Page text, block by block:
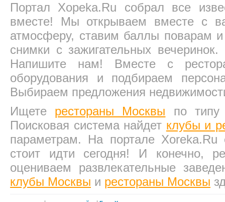
Портал Xopeka.Ru собрал все
вместе! Мы открываем вместе с
атмосферу, ставим баллы поварам
снимки с зажигательных
Напишите нам! Вместе с
оборудования и подбираем
Выбираем предложения
Ищете рестораны Москвы по типу
Поисковая система найдет клубы и
параметрам. На портале
стоит идти сегодня! И конечно,
оцениваем развлекательные
клубы Москвы и рестораны Москвы